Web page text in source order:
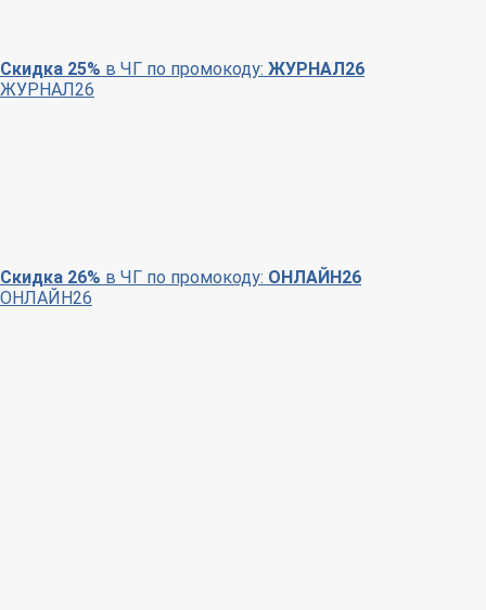
Скидка 25% в ЧГ по промокоду: ЖУРНАЛ26
ЖУРНАЛ26
Скидка 26% в ЧГ по промокоду: ОНЛАЙН26
ОНЛАЙН26